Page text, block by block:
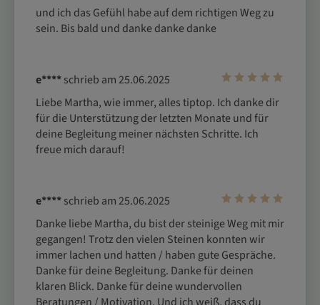
und ich das Gefühl habe auf dem richtigen Weg zu
sein. Bis bald und danke danke danke
e****schrieb am 25.06.2025
Liebe Martha, wie immer, alles tiptop. Ich danke dir
für die Unterstützung der letzten Monate und für
deine Begleitung meiner nächsten Schritte. Ich
freue mich darauf!
e****schrieb am 25.06.2025
Danke liebe Martha, du bist der steinige Weg mit mir
gegangen! Trotz den vielen Steinen konnten wir
immer lachen und hatten / haben gute Gespräche.
Danke für deine Begleitung. Danke für deinen
klaren Blick. Danke für deine wundervollen